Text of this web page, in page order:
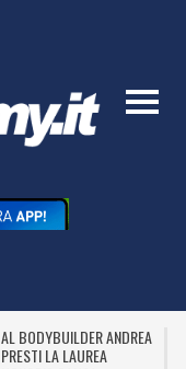
AL BODYBUILDER ANDREA
PRESTI LA LAUREA